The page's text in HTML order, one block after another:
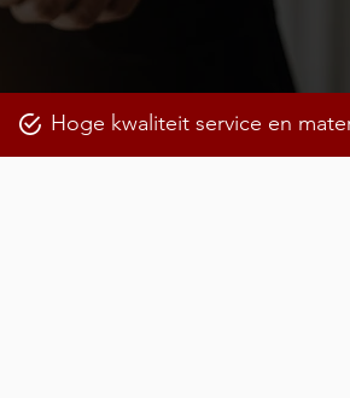
Hoge kwaliteit service en